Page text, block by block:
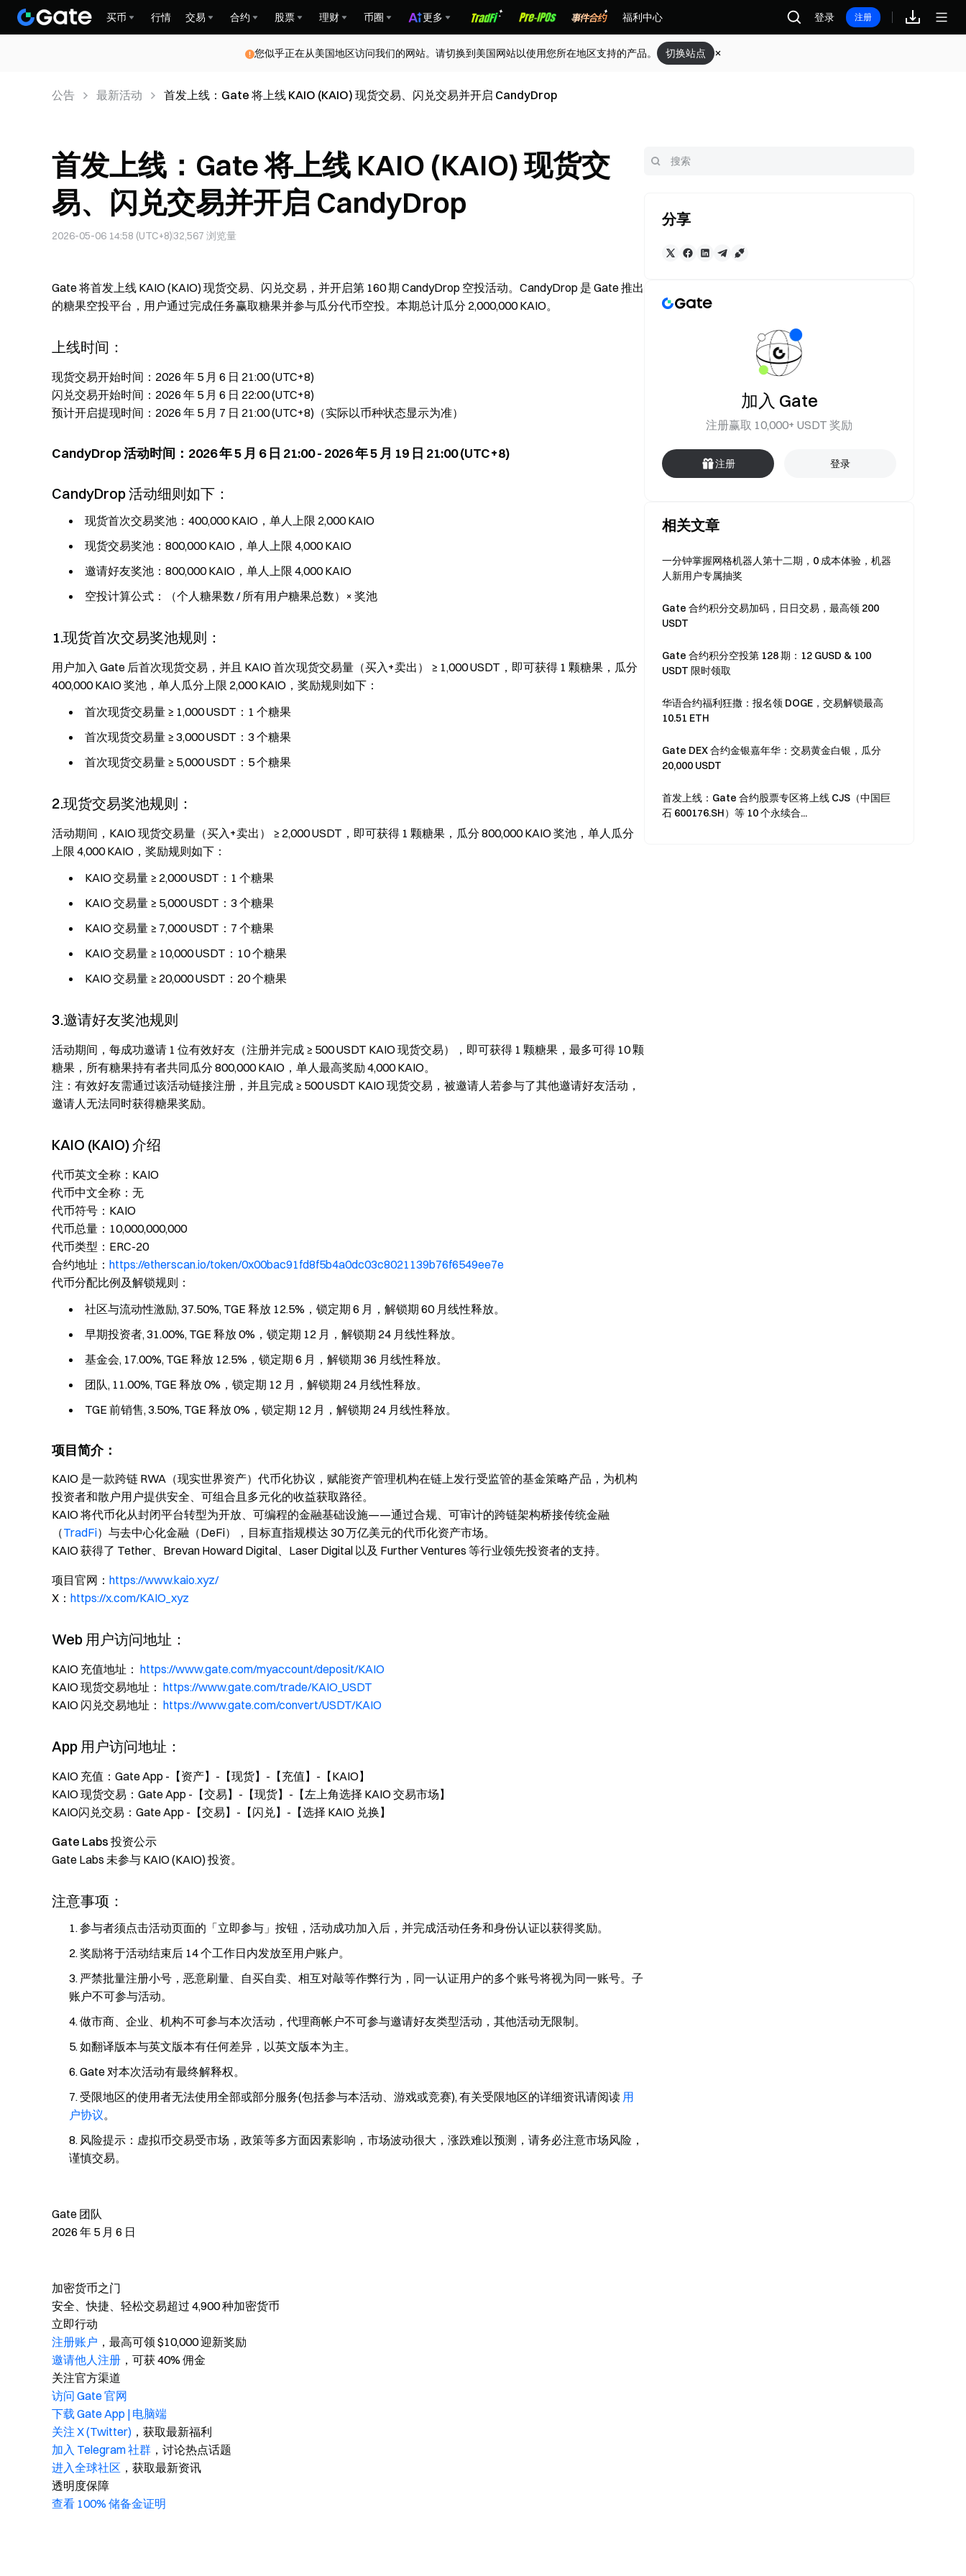
买币 行情 交易 合约 股票 理财 币圈 更多 福利中心 登录 注册
您似乎正在从美国地区访问我们的网站。请切换到美国网站以使用您所在地区支持的产品。 切换站点
公告 最新活动 首发上线：Gate 将上线 KAIO (KAIO) 现货交易、闪兑交易并开启 CandyDrop
首发上线：Gate 将上线 KAIO (KAIO) 现货交
易、闪兑交易并开启 CandyDrop
2026-05-06 14:58 (UTC+8)32,567 浏览量
Gate 将首发上线 KAIO (KAIO) 现货交易、闪兑交易，并开启第 160 期 CandyDrop 空投活动。CandyDrop 是 Gate 推出
的糖果空投平台，用户通过完成任务赢取糖果并参与瓜分代币空投。本期总计瓜分 2,000,000 KAIO。
上线时间：
现货交易开始时间：2026 年 5 月 6 日 21:00 (UTC+8)
闪兑交易开始时间：2026 年 5 月 6 日 22:00 (UTC+8)
预计开启提现时间：2026 年 5 月 7 日 21:00 (UTC+8)（实际以币种状态显示为准）
CandyDrop 活动时间：2026 年 5 月 6 日 21:00 - 2026 年 5 月 19 日 21:00 (UTC+8)
CandyDrop 活动细则如下：
现货首次交易奖池：400,000 KAIO，单人上限 2,000 KAIO
现货交易奖池：800,000 KAIO，单人上限 4,000 KAIO
邀请好友奖池：800,000 KAIO，单人上限 4,000 KAIO
空投计算公式：（个人糖果数 / 所有用户糖果总数）× 奖池
1.现货首次交易奖池规则：
用户加入 Gate 后首次现货交易，并且 KAIO 首次现货交易量（买入+卖出） ≥ 1,000 USDT，即可获得 1 颗糖果，瓜分
400,000 KAIO 奖池，单人瓜分上限 2,000 KAIO，奖励规则如下：
首次现货交易量 ≥ 1,000 USDT：1 个糖果
首次现货交易量 ≥ 3,000 USDT：3 个糖果
首次现货交易量 ≥ 5,000 USDT：5 个糖果
2.现货交易奖池规则：
活动期间，KAIO 现货交易量（买入+卖出） ≥ 2,000 USDT，即可获得 1 颗糖果，瓜分 800,000 KAIO 奖池，单人瓜分
上限 4,000 KAIO，奖励规则如下：
KAIO 交易量 ≥ 2,000 USDT：1 个糖果
KAIO 交易量 ≥ 5,000 USDT：3 个糖果
KAIO 交易量 ≥ 7,000 USDT：7 个糖果
KAIO 交易量 ≥ 10,000 USDT：10 个糖果
KAIO 交易量 ≥ 20,000 USDT：20 个糖果
3.邀请好友奖池规则
活动期间，每成功邀请 1 位有效好友（注册并完成 ≥ 500 USDT KAIO 现货交易），即可获得 1 颗糖果，最多可得 10 颗
糖果，所有糖果持有者共同瓜分 800,000 KAIO，单人最高奖励 4,000 KAIO。
注：有效好友需通过该活动链接注册，并且完成 ≥ 500 USDT KAIO 现货交易，被邀请人若参与了其他邀请好友活动，
邀请人无法同时获得糖果奖励。
KAIO (KAIO) 介绍
代币英文全称：KAIO
代币中文全称：无
代币符号：KAIO
代币总量：10,000,000,000
代币类型：ERC-20
合约地址： https://etherscan.io/token/0x00bac91fd8f5b4a0dc03c8021139b76f6549ee7e
代币分配比例及解锁规则：
社区与流动性激励, 37.50%, TGE 释放 12.5%，锁定期 6 月，解锁期 60 月线性释放。
早期投资者, 31.00%, TGE 释放 0%，锁定期 12 月，解锁期 24 月线性释放。
基金会, 17.00%, TGE 释放 12.5%，锁定期 6 月，解锁期 36 月线性释放。
团队, 11.00%, TGE 释放 0%，锁定期 12 月，解锁期 24 月线性释放。
TGE 前销售, 3.50%, TGE 释放 0%，锁定期 12 月，解锁期 24 月线性释放。
项目简介：
KAIO 是一款跨链 RWA（现实世界资产）代币化协议，赋能资产管理机构在链上发行受监管的基金策略产品，为机构
投资者和散户用户提供安全、可组合且多元化的收益获取路径。
KAIO 将代币化从封闭平台转型为开放、可编程的金融基础设施——通过合规、可审计的跨链架构桥接传统金融
（TradFi）与去中心化金融（DeFi），目标直指规模达 30 万亿美元的代币化资产市场。
KAIO 获得了 Tether、Brevan Howard Digital、Laser Digital 以及 Further Ventures 等行业领先投资者的支持。
项目官网： https://www.kaio.xyz/
X： https://x.com/KAIO_xyz
Web 用户访问地址：
KAIO 充值地址： https://www.gate.com/myaccount/deposit/KAIO
KAIO 现货交易地址： https://www.gate.com/trade/KAIO_USDT
KAIO 闪兑交易地址： https://www.gate.com/convert/USDT/KAIO
App 用户访问地址：
KAIO 充值：Gate App -【资产】-【现货】-【充值】-【KAIO】
KAIO 现货交易：Gate App -【交易】-【现货】-【左上角选择 KAIO 交易市场】
KAIO闪兑交易：Gate App -【交易】-【闪兑】-【选择 KAIO 兑换】
Gate Labs 投资公示
Gate Labs 未参与 KAIO (KAIO) 投资。
注意事项：
参与者须点击活动页面的「立即参与」按钮，活动成功加入后，并完成活动任务和身份认证以获得奖励。
奖励将于活动结束后 14 个工作日内发放至用户账户。
严禁批量注册小号，恶意刷量、自买自卖、相互对敲等作弊行为，同一认证用户的多个账号将视为同一账号。子
账户不可参与活动。
做市商、企业、机构不可参与本次活动，代理商帐户不可参与邀请好友类型活动，其他活动无限制。
如翻译版本与英文版本有任何差异，以英文版本为主。
Gate 对本次活动有最终解释权。
受限地区的使用者无法使用全部或部分服务(包括参与本活动、游戏或竞赛), 有关受限地区的详细资讯请阅读 用
户协议。
风险提示：虚拟币交易受市场，政策等多方面因素影响，市场波动很大，涨跌难以预测，请务必注意市场风险，
谨慎交易。
Gate 团队
2026 年 5 月 6 日
加密货币之门
安全、快捷、轻松交易超过 4,900 种加密货币
立即行动
注册账户 ，最高可领 $10,000 迎新奖励
邀请他人注册 ，可获 40% 佣金
关注官方渠道
访问 Gate 官网
下载 Gate App | 电脑端
关注 X (Twitter) ，获取最新福利
加入 Telegram 社群 ，讨论热点话题
进入全球社区 ，获取最新资讯
透明度保障
查看 100% 储备金证明
分享
加入 Gate
注册赢取 10,000+ USDT 奖励
注册 登录
相关文章
一分钟掌握网格机器人第十二期，0 成本体验，机器
人新用户专属抽奖
Gate 合约积分交易加码，日日交易，最高领 200
USDT
Gate 合约积分空投第 128 期：12 GUSD & 100
USDT 限时领取
华语合约福利狂撒：报名领 DOGE，交易解锁最高
10.51 ETH
Gate DEX 合约金银嘉年华：交易黄金白银，瓜分
20,000 USDT
首发上线：Gate 合约股票专区将上线 CJS（中国巨
石 600176.SH）等 10 个永续合...